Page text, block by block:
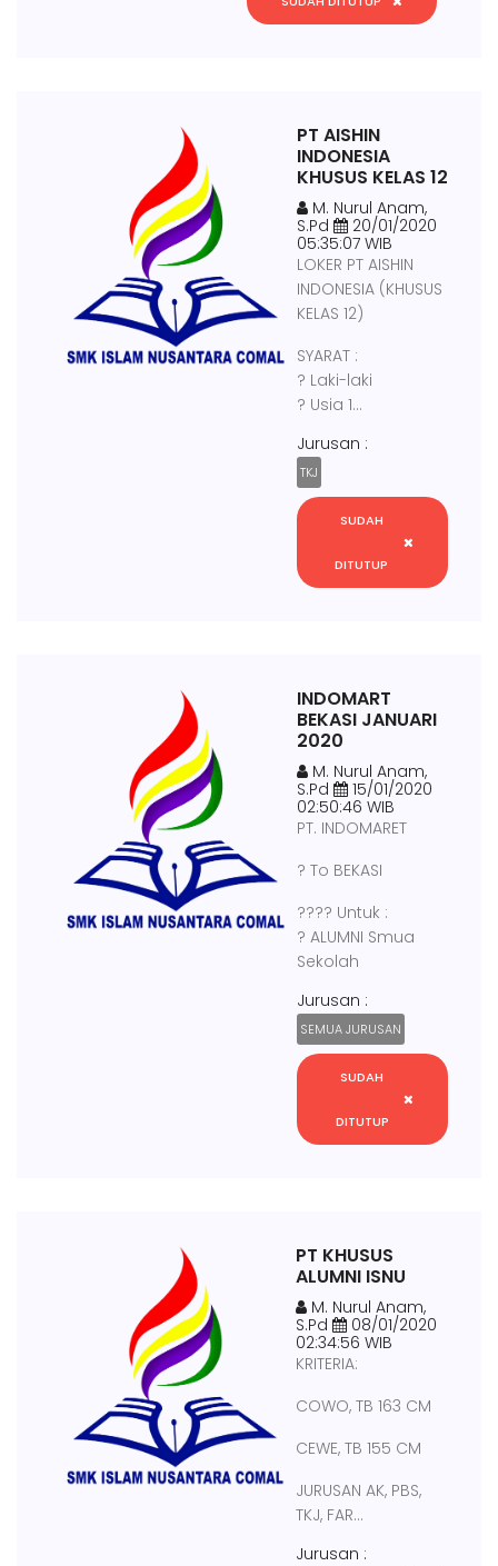
PT AISHIN
INDONESIA
KHUSUS KELAS 12
M. Nurul Anam,
S.Pd
20/01/2020
05:35:07 WIB
LOKER PT AISHIN
INDONESIA (KHUSUS
KELAS 12)
SYARAT :
? Laki-laki
? Usia 1...
Jurusan :
TKJ
SUDAH
DITUTUP
INDOMART
BEKASI JANUARI
2020
M. Nurul Anam,
S.Pd
15/01/2020
02:50:46 WIB
PT. INDOMARET
? To BEKASI
???? Untuk :
? ALUMNI Smua
Sekolah
Jurusan :
SEMUA JURUSAN
SUDAH
DITUTUP
PT KHUSUS
ALUMNI ISNU
M. Nurul Anam,
S.Pd
08/01/2020
02:34:56 WIB
KRITERIA:
COWO, TB 163 CM
CEWE, TB 155 CM
JURUSAN AK, PBS,
TKJ, FAR...
Jurusan :